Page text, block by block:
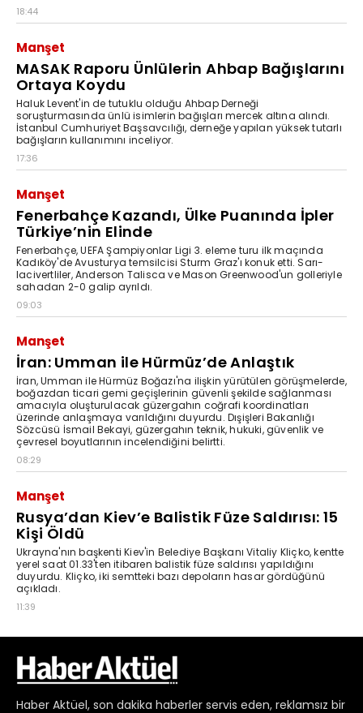
Haber Aktüel, son dakika haberler servis eden, reklamsız bir